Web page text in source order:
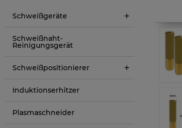
Schweißgeräte
Schweißnaht-
Reinigungsgerät
Schweißpositionierer
Induktionserhitzer
Plasmaschneider